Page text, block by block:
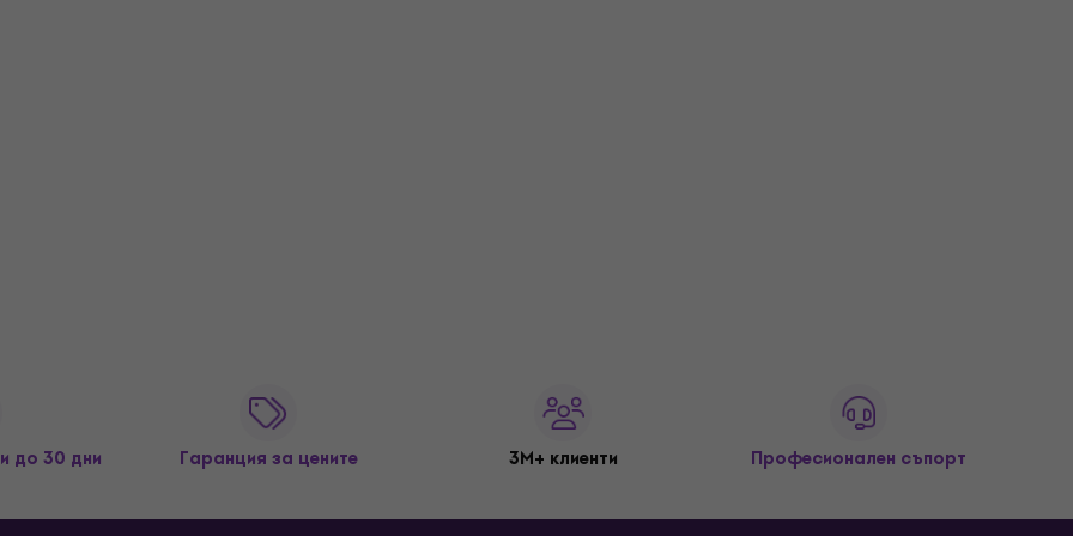
до 30 дни Гаранция за цените 3M+ клиенти Професионален съпорт